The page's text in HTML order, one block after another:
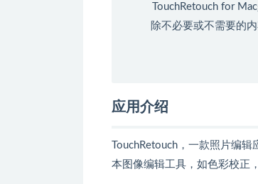
TouchRetouch for
除不必要或不需要的
应用介绍
TouchRetouch，一款照片编
本图像编辑工具，如色彩校正